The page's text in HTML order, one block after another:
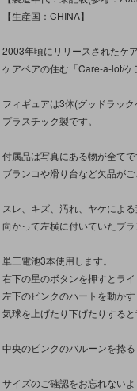
【生産国：CHINA】
2003年頃にリリースされたケ
ケアベアの住む「Care-a-lot/ケ
フィギュアは3体(グッドラッ
プラスチック製です。
付属品は写真にある物が全てで
ブランコや滑り台など欠品がご
スレ、キズ、汚れ、ヤケによ
向かって左横に付いていたブ
単三電池3本使用します。
右下の星のボタンを押すとライ
左下のピンクのハートを動か
気球を上げたり下げたりすると
中央のピンクのバルーンを捻る
サイズのご確認をお忘れないよ